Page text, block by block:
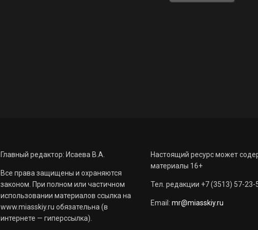
Главный редактор: Исаева В.А.
Все права защищены и охраняются
законом. При полном или частичном
использовании материалов ссылка на
www.miasskiy.ru обязательна (в
интернете — гиперссылка).
Настоящий ресурс может
материалы 16+
Тел. редакции +7 (3513) 57-23-
Email: mr@miasskiy.ru